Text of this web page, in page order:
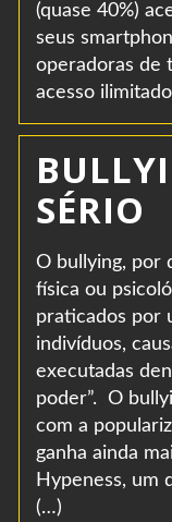
(quase 40%)
seus
operadoras de
acesso
SÉRIO
O bullying, por
física ou
praticados por
indivíduos,
executadas
poder”. O
com a
ganha ainda
Hypeness, um
(…)